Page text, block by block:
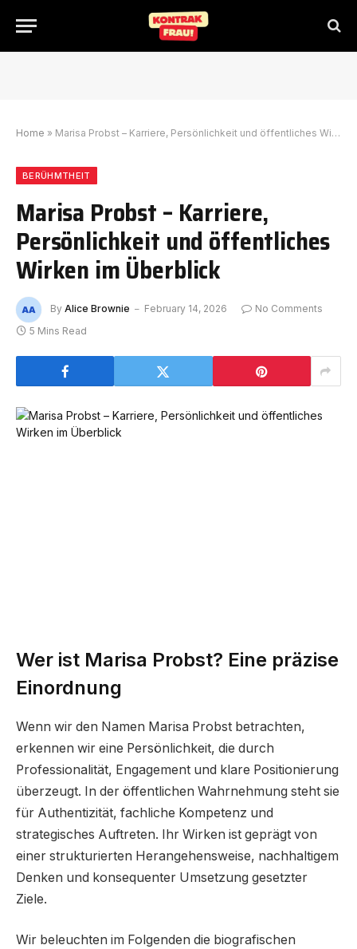
Home » Marisa Probst – Karriere, Persönlichkeit und öffentliches Wirken im Überblick
BERÜHMTHEIT
Marisa Probst – Karriere,
Persönlichkeit und öffentliches
Wirken im Überblick
By Alice Brownie February 14, 2026
No Comments
5 Mins Read
Wer ist Marisa Probst? Eine präzise
Einordnung
Wenn wir den Namen Marisa Probst betrachten,
erkennen wir eine Persönlichkeit, die durch
Professionalität, Engagement und klare Positionierung
überzeugt. In der öffentlichen Wahrnehmung steht sie
für Authentizität, fachliche Kompetenz und
strategisches Auftreten. Ihr Wirken ist geprägt von
einer strukturierten Herangehensweise, nachhaltigem
Denken und konsequenter Umsetzung gesetzter
Ziele.
Wir beleuchten im Folgenden die biografischen